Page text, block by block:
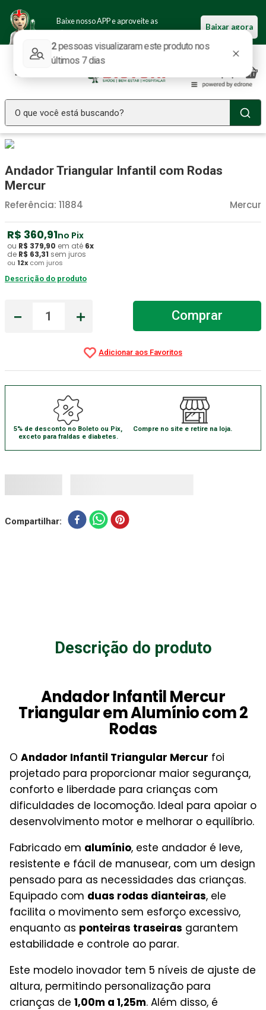
Baixe nosso APP e aproveite as
ofertas.
Baixar agora
O que você está buscando?
Andador Triangular Infantil com Rodas
Mercur
Mercur
Referência: 11884
R$ 360,91no Pix
ou R$ 379,90 em até 6x
de R$ 63,31 sem juros
ou 12x com juros
Descrição do produto
＋
－ Comprar
5% de desconto no Boleto ou Pix,
exceto para fraldas e diabetes.
Compre no site e retire na loja.
Compartilhar
Descrição do produto
Andador Infantil Mercur
Triangular em Alumínio com 2
Rodas
O Andador Infantil Triangular Mercur foi
projetado para proporcionar maior segurança,
conforto e liberdade para crianças com
dificuldades de locomoção. Ideal para apoiar o
desenvolvimento motor e melhorar o equilíbrio.
Fabricado em alumínio, este andador é leve,
resistente e fácil de manusear, com um design
pensado para as necessidades das crianças.
Equipado com duas rodas dianteiras, ele
facilita o movimento sem esforço excessivo,
enquanto as ponteiras traseiras garantem
estabilidade e controle ao parar.
Este modelo inovador tem 5 níveis de ajuste de
altura, permitindo personalização para
crianças de 1,00m a 1,25m. Além disso, é
2º Fralda Geriatrica
3º Luva Latex
4º Estetoscopio Littmann
5 º Littmann
6º Absorvente Geriatrico
7º Gaze Esteril